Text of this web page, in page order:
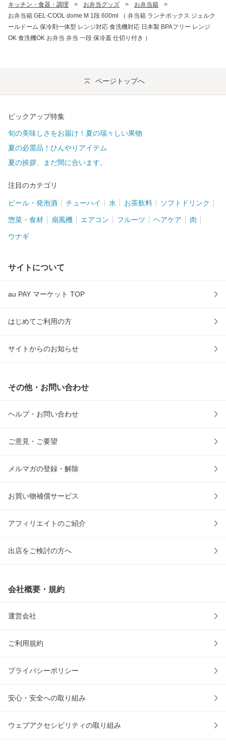
キッチン・食器・調理
> お弁当グッズ > お弁当箱
>
お弁当箱 GEL-COOL dome M 1段 600ml （ 弁当箱 ランチボックス ジェルク
ールドーム 保冷剤一体型 レンジ対応 食洗機対応 日本製 BPAフリー レンジ
OK 食洗機OK お弁当 弁当 一段 保冷蓋 仕切り付き ）
ページトップへ
ピックアップ特集
旬の美味しさをお届け！夏の瑞々しい果物
夏の必需品！ひんやりアイテム
夏の挨拶、まだ間に合います。
注目のカテゴリ
ビール・発泡酒 チューハイ 水 お茶飲料 ソフトドリンク
惣菜・食材 扇風機 エアコン フルーツ ヘアケア 肉
ウナギ
サイトについて
au PAY マーケット TOP
はじめてご利用の方
サイトからのお知らせ
その他・お問い合わせ
ヘルプ・お問い合わせ
ご意見・ご要望
メルマガの登録・解除
お買い物補償サービス
アフィリエイトのご紹介
出店をご検討の方へ
会社概要・規約
運営会社
ご利用規約
プライバシーポリシー
安心・安全への取り組み
ウェブアクセシビリティの取り組み